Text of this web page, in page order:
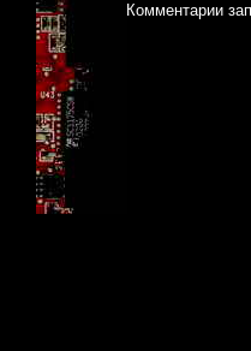
Комментарии